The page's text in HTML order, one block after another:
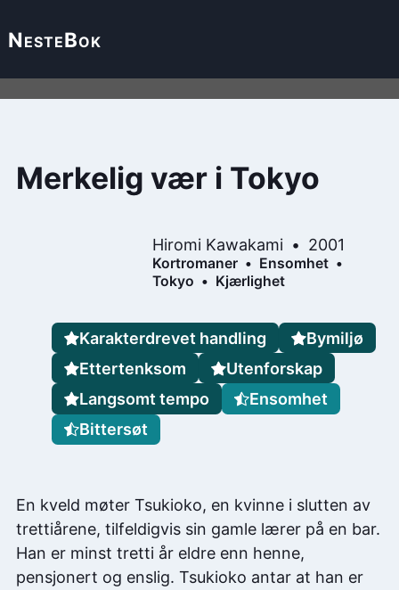
NesteBok
Merkelig vær i Tokyo
Hiromi Kawakami 2001
Kortromaner
Ensomhet
Tokyo
Kjærlighet
En kveld møter Tsukioko, en kvinne i slutten av
trettiårene, tilfeldigvis sin gamle lærer på en bar.
Han er minst tretti år eldre enn henne,
pensjonert og enslig. Tsukioko antar at han er
Karakterdrevet handling
Bymiljø
Ettertenksom
Utenforskap
Langsomt tempo
Ensomhet
Bittersøt